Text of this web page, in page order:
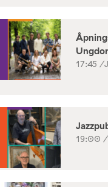
17:45 /
19:00 /